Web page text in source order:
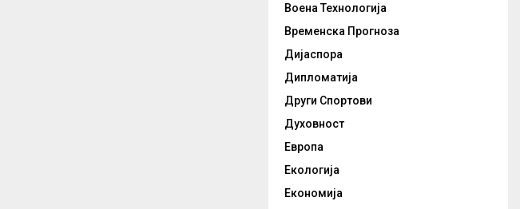
Воена Технологија
Временска Прогноза
Дијаспора
Дипломатија
Други Спортови
Духовност
Европа
Екологија
Економија